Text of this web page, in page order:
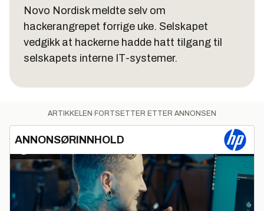
Novo Nordisk meldte selv om
hackerangrepet forrige uke. Selskapet
vedgikk at hackerne hadde hatt tilgang til
selskapets interne IT-systemer.
ARTIKKELEN FORTSETTER ETTER ANNONSEN
ANNONSØRINNHOLD